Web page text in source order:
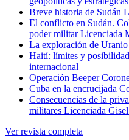
Breve historia de Sudán
El conflicto en Sudán.
poder militarLicenciada
La exploración de Uranio
Haití: límites y
internacional
Operación Beeper
Cuba en la encrucijada
Consecuencias de la
militares Licenciada
Ver revista completa